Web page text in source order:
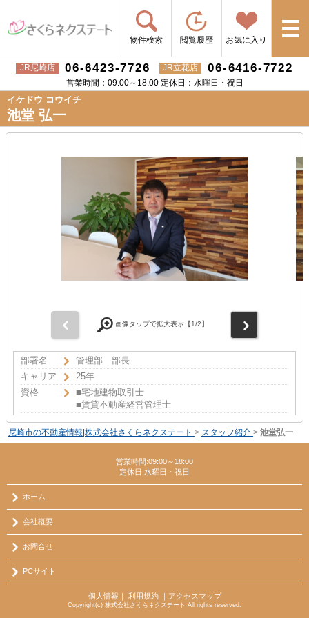
物件検索 閲覧履歴 お気に入り
JR尼崎店 06-6423-7726 JR立花店 06-6416-7722
営業時間：09:00～18:00 定休日：水曜日・祝日
イケドウ コウイチ
池堂 弘一
画像タップで拡大表示【1/2】
部署名
管理部 部長
キャリア
25年
資格
■宅地建物取引士
■賃貸不動産経営管理士
尼崎市の不動産情報|株式会社さくらネクステート > スタッフ紹介 > 池堂弘一
営業時間:09:00～18:00
定休日:水曜日・祝日
ホーム
会社概要
お問合せ
PCサイト
個人情報 利用規約｜ アクセスマップ
Copyright(c) 株式会社さくらネクステート All rights reserved.